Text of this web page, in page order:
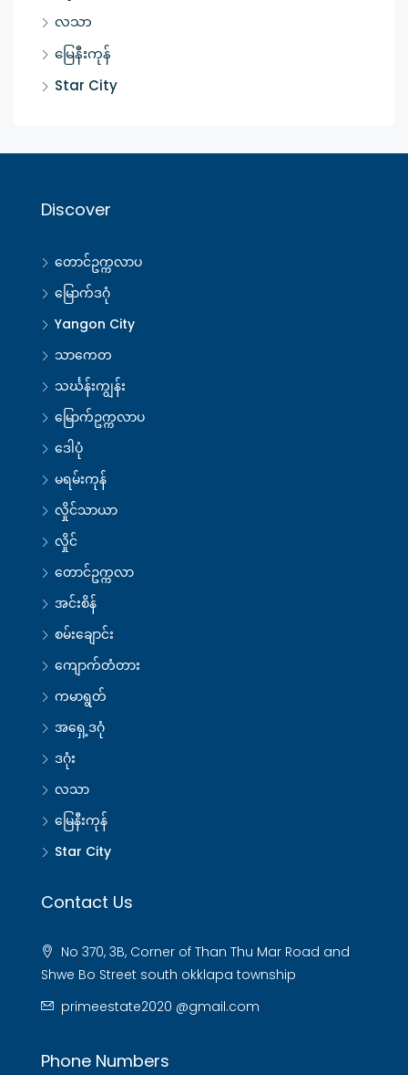
လသာ
မြေနီးကုန်
Star City
Discover
တောင်ဥက္ကလာပ
မြောက်ဒဂုံ
Yangon City
သာကေတ
သင်္ဃန်းကျွန်း
မြောက်ဥက္ကလာပ
ဒေါပုံ
မရမ်းကုန်
လှိုင်သာယာ
လှိုင်
တောင်ဥက္ကလာ
အင်းစိန်
စမ်းချောင်း
ကျောက်တံတား
ကမာရွတ်
အရှေ့ဒဂုံ
ဒဂုံး
လသာ
မြေနီးကုန်
Star City
Contact Us
No 370, 3B, Corner of Than Thu Mar Road and
Shwe Bo Street south okklapa township
primeestate2020 @gmail.com
Phone Numbers